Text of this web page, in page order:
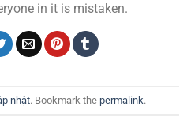
in it is mistaken.
nhật. Bookmark the permalink.